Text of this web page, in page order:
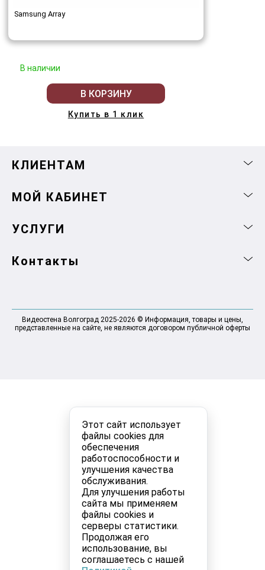
Этот сайт использует
файлы cookies для
обеспечения
работоспособности и
улучшения качества
обслуживания.
Для улучшения работы
сайта мы применяем
файлы cookies и
серверы статистики.
Продолжая его
использование, вы
соглашаетесь с нашей
Samsung Array
В наличии
В КОРЗИНУ
Купить в 1 клик
КЛИЕНТАМ
МОЙ КАБИНЕТ
УСЛУГИ
Контакты
Видеостена Волгоград 2025-2026 © Информация, товары и цены,
представленные на сайте, не являются договором публичной оферты